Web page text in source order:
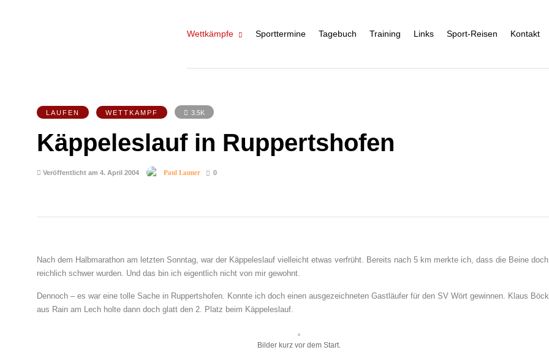
Wettkämpfe Sporttermine Tagebuch Training Links Sport-Reisen Kontakt
LAUFEN WETTKAMPF 3.5K
Käppeleslauf in Ruppertshofen
Veröffentlicht am 4. April 2004 Paul Launer 0
Nach dem Halbmarathon am letzten Sonntag, war der Käppeleslauf vielleicht etwas verfrüht. Bereits nach 5 km merkte ich, dass die Beine doch
reichlich schwer wurden. Und das bin ich eigentlich nicht von mir gewohnt.
Dennoch – es war eine tolle Sache in Ruppertshofen. Konnte ich doch einen ausgezeichneten Gastläufer für den SV Wört gewinnen. Klaus Böck
aus Rain am Lech holte dann doch glatt den 2. Platz beim Käppeleslauf.
Bilder kurz vor dem Start.